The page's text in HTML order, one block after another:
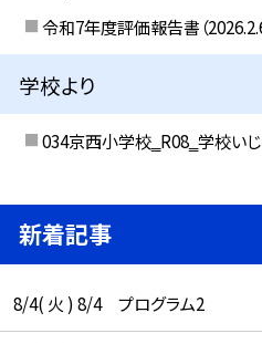
令和7年度評価報告書（
学校より
034京西小学校‗R08‗学校い
新着記事
8/4( 火 ) 8/4 プログラム2